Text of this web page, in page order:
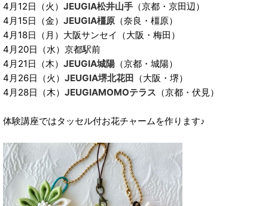
4月12日（火） JEUGIA松井山手 （京都・京田辺）
4月15日（金） JEUGIA橿原 （奈良・橿原）
4月18日（月）大阪サンセイ（大阪・梅田）
4月20日（水）京都駅前
4月21日（木） JEUGIA城陽 （京都・城陽）
4月26日（火） JEUGIA堺北花田
（大阪・堺）
4月28日（木） JEUGIAMOMOテラス （京都・伏見）
体験講座ではタッセル付お花チャームを作ります♪